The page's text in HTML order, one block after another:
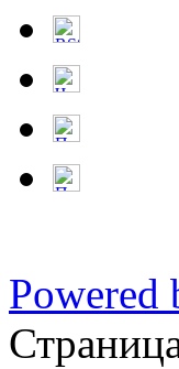
Powered